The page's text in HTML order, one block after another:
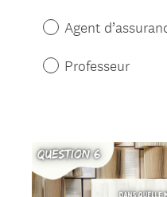
Agent
Professeur
Title